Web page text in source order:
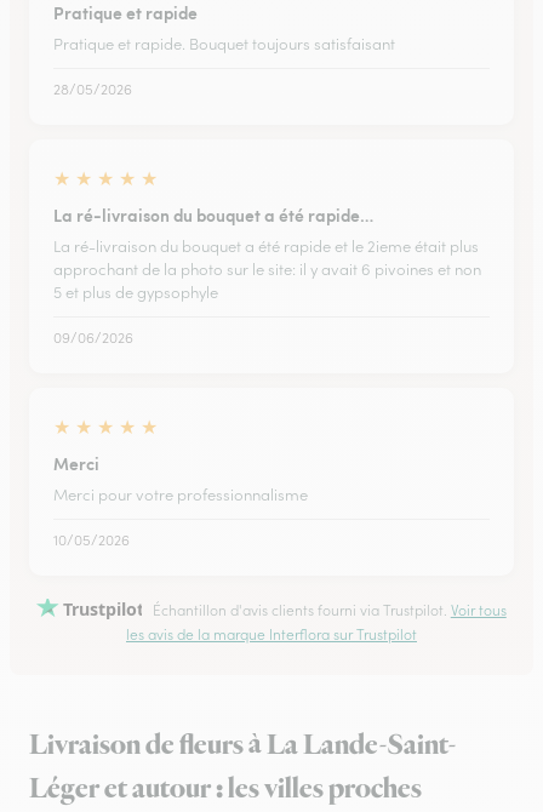
Pratique et rapide
Pratique et rapide. Bouquet toujours satisfaisant
28/05/2026
★ ★ ★ ★ ★
La ré-livraison du bouquet a été rapide…
La ré-livraison du bouquet a été rapide et le 2ieme était plus
approchant de la photo sur le site: il y avait 6 pivoines et non
5 et plus de gypsophyle
09/06/2026
★ ★ ★ ★ ★
Merci
Merci pour votre professionnalisme
10/05/2026
Trustpilot Échantillon d'avis clients fourni via Trustpilot. Voir tous
les avis de la marque Interflora sur Trustpilot
Livraison de fleurs à La Lande-Saint-
Léger et autour : les villes proches